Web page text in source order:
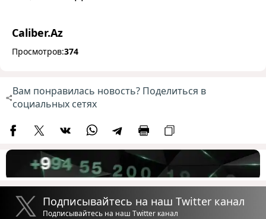
Caliber.Az
Просмотров:374
Вам понравилась новость? Поделиться в
социальных сетях
Подписывайтесь на наш Twitter канал
Подписывайтесь на наш Twitter канал